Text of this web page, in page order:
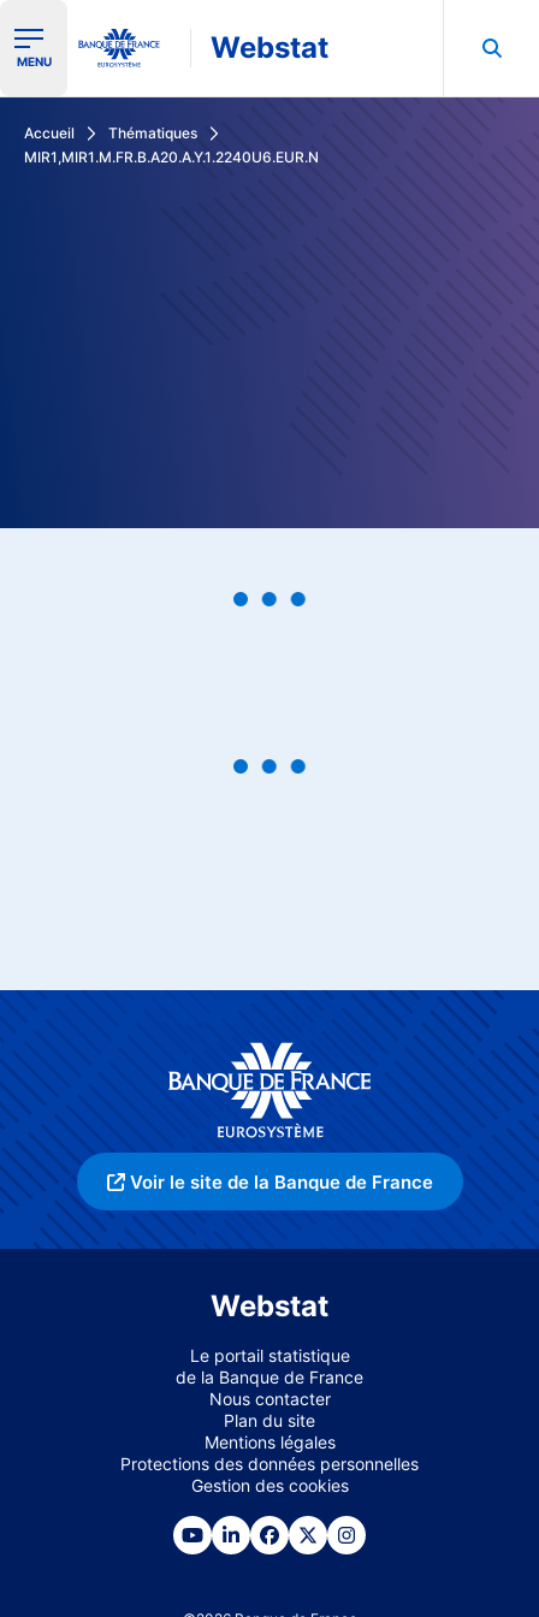
Ouvrir le menu de navigation
MENU Webstat
Accueil
Thématiques
MIR1,MIR1.M.FR.B.A20.A.Y.1.2240U6.EUR.N
Voir le site de la Banque de France
Webstat
Le portail statistique
de la Banque de France
Nous contacter
Plan du site
Mentions légales
Protections des données personnelles
Gestion des cookies